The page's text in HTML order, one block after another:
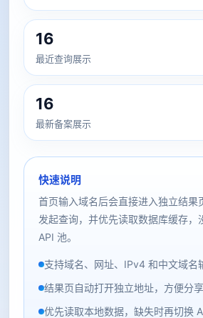
16
最近查询展示
16
最新备案展示
快速说明
首页输入域名后会直接进入独立结果
发起查询，并优先读取数据库缓存，
API 池。
支持域名、网址、IPv4 和中文域名
结果页自动打开独立地址，方便分享
优先读取本地数据，缺失时再切换